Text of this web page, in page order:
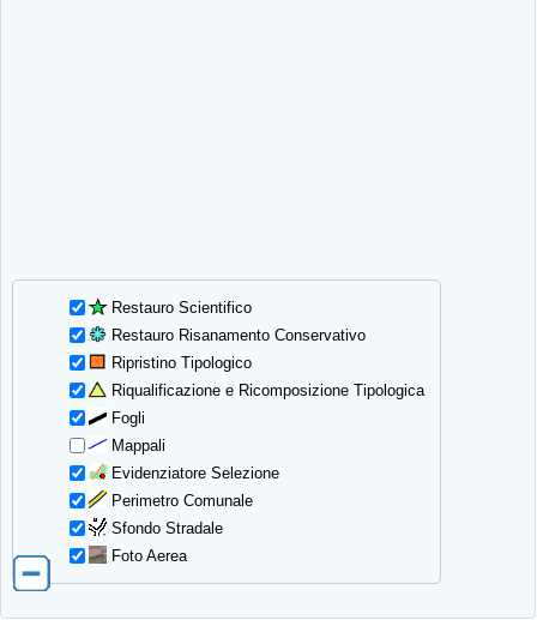
Restauro Scientifico
Restauro Risanamento Conservativo
Ripristino Tipologico
Riqualificazione e Ricomposizione Tipologica
Fogli
Mappali
Evidenziatore Selezione
Perimetro Comunale
Sfondo Stradale
Foto Aerea